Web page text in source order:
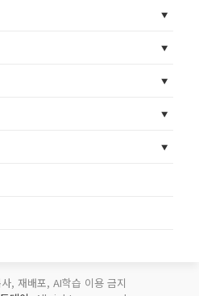
, 재배포, AI학습 이용 금지